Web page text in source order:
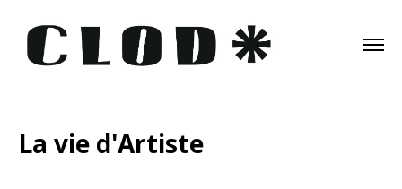
La vie d'Artiste